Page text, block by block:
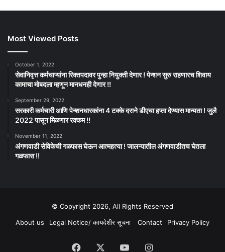
Most Viewed Posts
October 1, 2022
सेवानिवृत्त कर्मचाऱ्यांना रिक्तपदावर पुन्हा नियुक्ती देणार ! पेन्शन सुरु राहणारच शिवाय
कामाचा मोबदला म्हणून मानधनही देणार !!
September 29, 2022
सरकारी कर्मचारी आणि पेन्शनधारकांना 4 टक्के दराने डीएचा हप्ता देण्यास मान्यता ! जुलै
2022 पासून मिळणार रक्कम !!
November 11, 2022
अंगणवाडी सेविकेची गळफास घेऊन आत्महत्या ! जालन्यातील अंगणवाडीतच घेतला
गळफास !!
© Copyright 2026, All Rights Reserved
About us
Legal Notice/ कायदेशीर सूचना Contact Privacy Policy
Facebook YouTubeInstagram